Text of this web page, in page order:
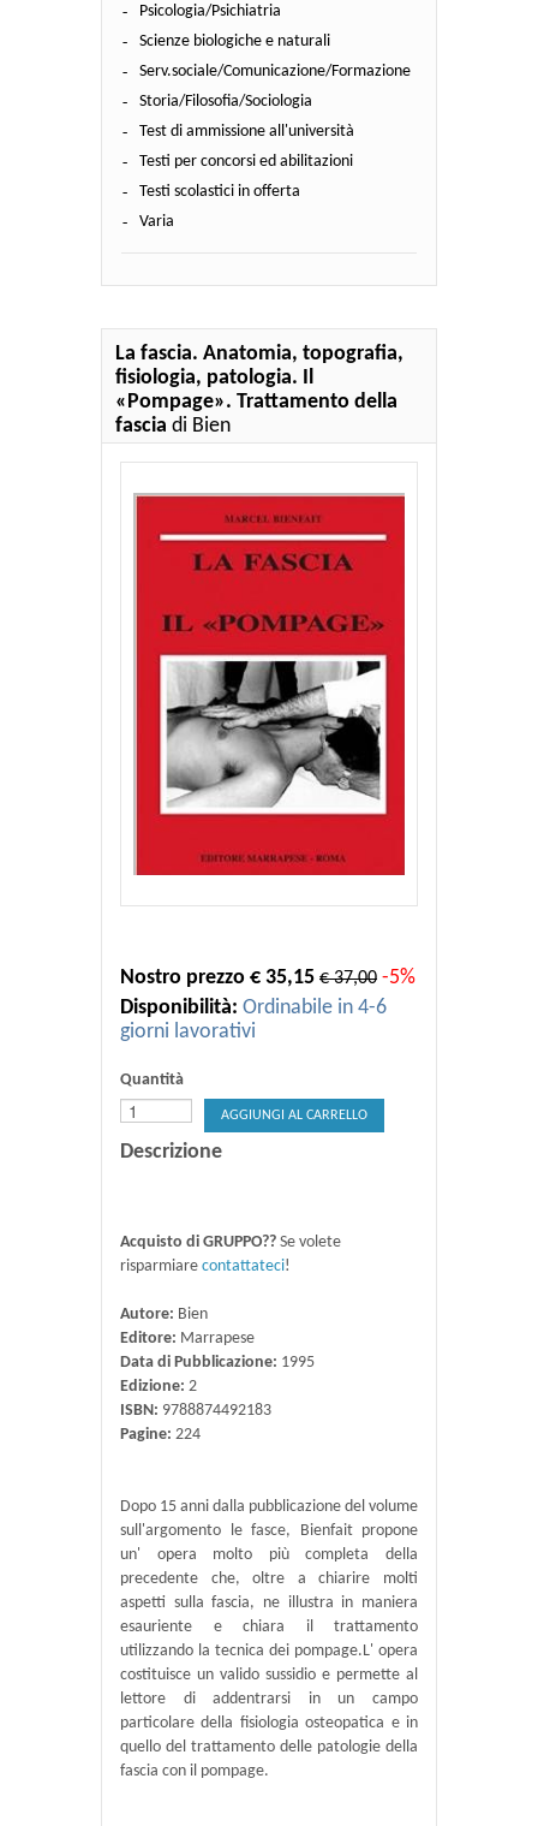
Psicologia/Psichiatria
Scienze biologiche e naturali
Serv.sociale/Comunicazione/Formazione
Storia/Filosofia/Sociologia
Test di ammissione all'università
Testi per concorsi ed abilitazioni
Testi scolastici in offerta
Varia
La fascia. Anatomia, topografia,
fisiologia, patologia. Il
«Pompage». Trattamento della
fascia di Bien
Nostro prezzo € 35,15 € 37,00 -5%
Disponibilità: Ordinabile in 4-6
giorni lavorativi
Quantità
AGGIUNGI AL CARRELLO
Descrizione
Acquisto di GRUPPO?? Se volete
risparmiare contattateci!
Autore: Bien
Editore: Marrapese
Data di Pubblicazione: 1995
Edizione: 2
ISBN: 9788874492183
Pagine: 224
Dopo 15 anni dalla pubblicazione del volume
sull'argomento le fasce, Bienfait propone
un' opera molto più completa della
precedente che, oltre a chiarire molti
aspetti sulla fascia, ne illustra in maniera
esauriente e chiara il trattamento
utilizzando la tecnica dei pompage.L' opera
costituisce un valido sussidio e permette al
lettore di addentrarsi in un campo
particolare della fisiologia osteopatica e in
quello del trattamento delle patologie della
fascia con il pompage.